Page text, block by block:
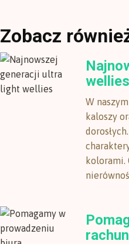
Zobacz
wellies
W
kaloszy
kolorami.